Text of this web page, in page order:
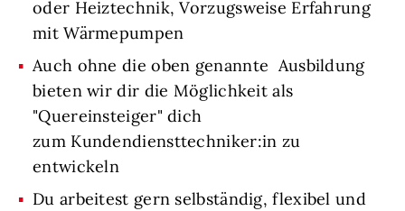
oder Heiztechnik, Vorzugsweise Erfahrung
mit Wärmepumpen
Auch ohne die oben genannte Ausbildung
bieten wir dir die Möglichkeit als
"Quereinsteiger" dich
zum Kundendiensttechniker:in zu
entwickeln
Du arbeitest gern selbständig, flexibel und